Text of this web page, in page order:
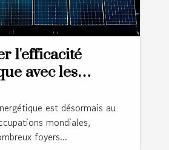
l'efficacité
avec les
solaires
est désormais au
mondiales,
foyers...